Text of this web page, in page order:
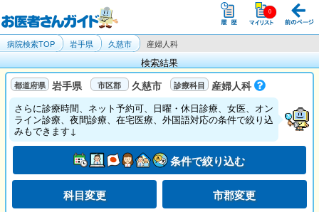
病院検索TOP 岩手県 久慈市 産婦人科
検索結果
岩手県 久慈市 産婦人科
さらに診療時間、ネット予約可、日曜・休日診療、女医、オン
ライン診療、夜間診療、在宅医療、外国語対応の条件で絞り込
みもできます↓
条件で絞り込む
科目変更 市郡変更